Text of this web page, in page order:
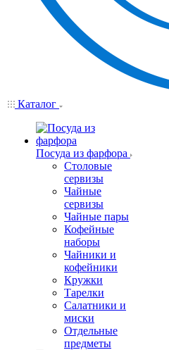
Каталог
Посуда из фарфора
Столовые
сервизы
Чайные
сервизы
Чайные пары
Кофейные
наборы
Чайники и
кофейники
Кружки
Тарелки
Салатники и
миски
Отдельные
предметы